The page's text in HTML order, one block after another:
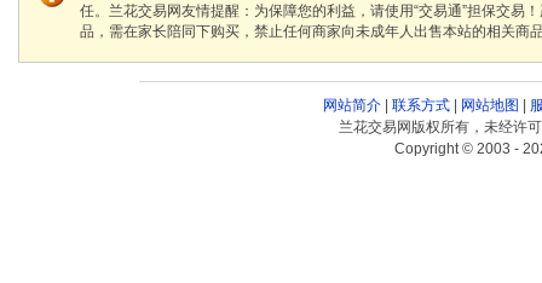
任。兰花交易网友情提醒：为保障您的利益，请使用“交易通”担保交
品，需在家长陪同下购买，禁止任何商家向未成年人出售本站的相关商
网站简介| 联系方式| 网站地图
兰花交易网版权所有，未经许
Copyright © 2003 -